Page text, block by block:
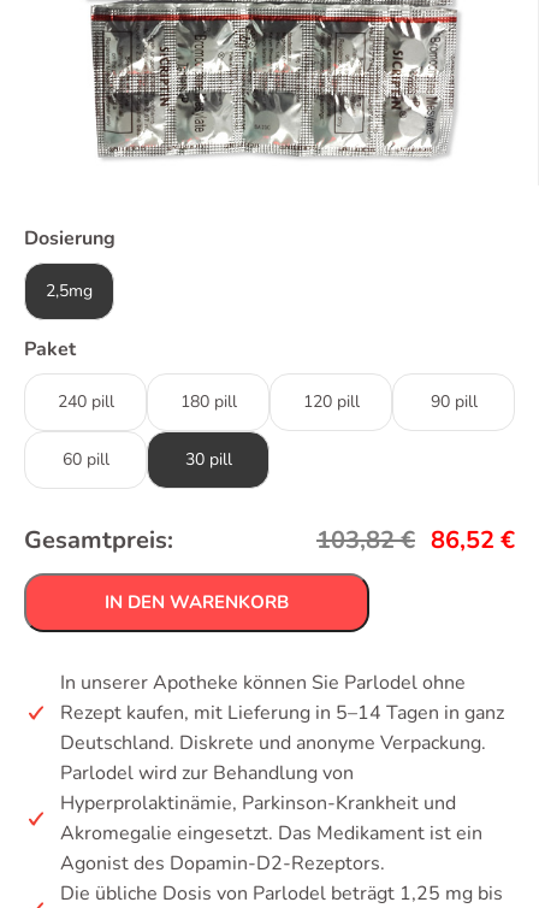
Dosierung
2,5mg
Paket
240 pill 180 pill 120 pill 90 pill
60 pill 30 pill
Gesamtpreis: 103,82€ 86,52 €
IN DEN WARENKORB
In unserer Apotheke können Sie Parlodel ohne
Rezept kaufen, mit Lieferung in 5–14 Tagen in ganz
Deutschland. Diskrete und anonyme Verpackung.
Parlodel wird zur Behandlung von
Hyperprolaktinämie, Parkinson-Krankheit und
Akromegalie eingesetzt. Das Medikament ist ein
Agonist des Dopamin-D2-Rezeptors.
Die übliche Dosis von Parlodel beträgt 1,25 mg bis